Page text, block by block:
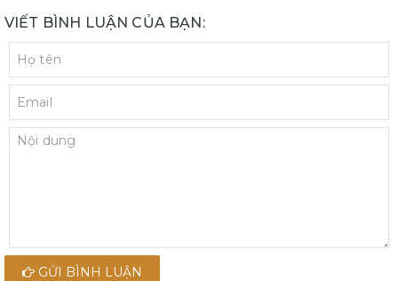
VIẾT BÌNH LUẬN CỦA BẠN:
GỬI BÌNH LUẬN